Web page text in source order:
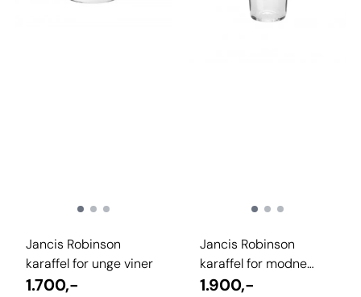
Jancis Robinson
karaffel for unge viner
1.700,-
Jancis Robinson
karaffel for modne
viner
1.900,-